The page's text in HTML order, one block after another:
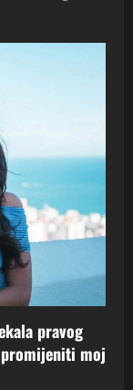
pravog
promijeniti moj